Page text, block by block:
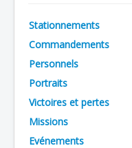
Avions
Personnels
Formation
Doctrines
Batailles
Stationnements
Commandements
Personnels
Portraits
Victoires et pertes
Missions
Evénements